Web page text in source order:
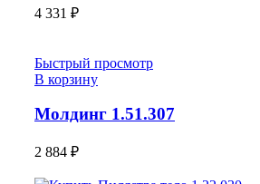
4 331 ₽
Быстрый просмотр
В корзину
Молдинг 1.51.307
2 884 ₽